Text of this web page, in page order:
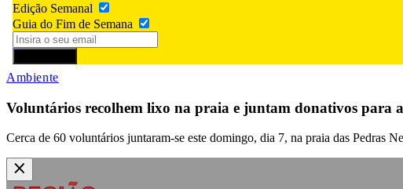
Edição Semanal
Guia do Fim de Semana
Ambiente
Voluntários recolhem lixo na praia e juntam donativos para
Cerca de 60 voluntários juntaram-se este domingo, dia 7, na praia das Pedras